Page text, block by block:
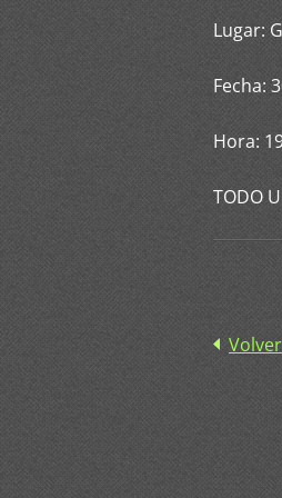
Lugar:
Fecha:
Hora:
TODO
Volver